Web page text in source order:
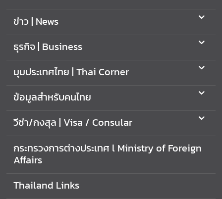
ล
V
a
C
n
u
l
r
ข่าว | News
ธุรกิจ | Business
มุมประเทศไทย | Thai Corner
ข้อมูลสำหรับคนไทย
วีซ่า/กงสุล | Visa / Consular
กระทรวงการต่างประเทศ l Ministry of Foreign
Affairs
Thailand Links